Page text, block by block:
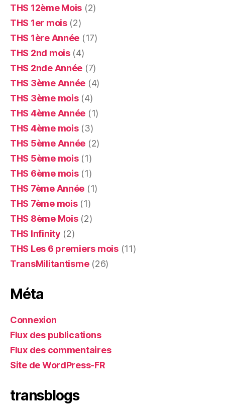
THS 12ème Mois (2)
THS 1er mois(2)
THS 1ère Année (17)
THS 2nd mois(4)
THS 2nde Année (7)
THS 3ème Année (4)
THS 3ème mois(4)
THS 4ème Année (1)
THS 4ème mois(3)
THS 5ème Année (2)
THS 5ème mois(1)
THS 6ème mois(1)
THS 7ème Année (1)
THS 7ème mois(1)
THS 8ème Mois(2)
THS Infinity (2)
THS Les 6 premiers mois(11)
TransMilitantisme(26)
Méta
Connexion
Flux des publications
Flux des commentaires
Site de WordPress-FR
transblogs